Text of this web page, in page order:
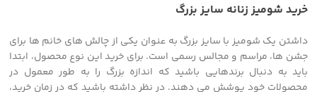
خرید شومیز زنانه سایز بزرگ
داشتن یک شومیز با سایز بزرگ به عنوان یکی از چالش های خانم ها برای
جشن ها، مراسم و مجالس رسمی است. برای خرید این نوع محصول، ابتدا
باید به دنبال برندهایی باشید که اندازه بزرگ را به طور معمول در
محصولات خود پوشش می دهند. در نظر داشته باشید که در زمان خرید،